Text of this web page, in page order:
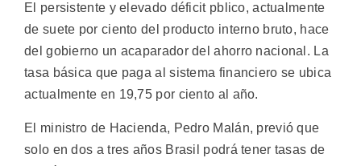
El persistente y elevado déficit pblico, actualmente
de suete por ciento del producto interno bruto, hace
del gobierno un acaparador del ahorro nacional. La
tasa básica que paga al sistema financiero se ubica
actualmente en 19,75 por ciento al año.
El ministro de Hacienda, Pedro Malán, previó que
solo en dos a tres años Brasil podrá tener tasas de